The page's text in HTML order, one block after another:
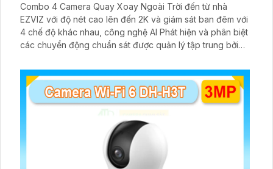
Combo 4 Camera Quay Xoay Ngoài Trời đến từ nhà
EZVIZ với độ nét cao lên đến 2K và giám sát ban đêm với
4 chế độ khác nhau, công nghệ AI Phát hiện và phân biệt
các chuyển động chuẩn sát được quản lý tập trung bởi